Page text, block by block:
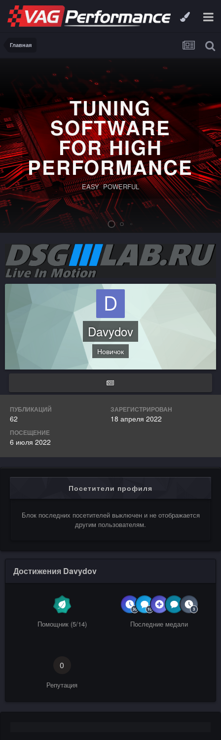
Главная
TUNING
SOFTWARE
FOR HIGH
PERFORMANCE
EASY POWERFUL
Davydov
Новичок
ПУБЛИКАЦИЙ
62
ЗАРЕГИСТРИРОВАН
18 апреля 2022
ПОСЕЩЕНИЕ
6 июля 2022
Посетители профиля
Блок последних посетителей выключен и не отображается
другим пользователям.
Достижения Davydov
Помощник (5/14) Последние медали
0
Репутация